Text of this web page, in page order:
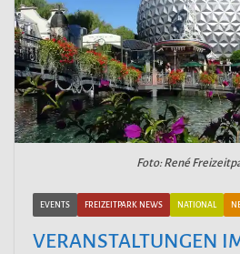
Foto: René
EVENTS FREIZEITPARK NEWS NATIONAL
VERANSTALTUNGEN